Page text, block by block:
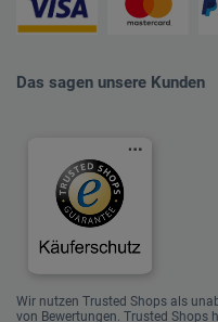
Das sagen unsere Kunden
Wir nutzen Trusted Shops als
von Bewertungen. Trusted Shops